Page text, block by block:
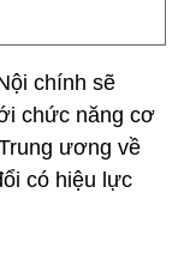
chính sẽ
chức năng cơ
ương về
có hiệu lực